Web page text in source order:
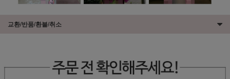
교환/반품/환불/취소